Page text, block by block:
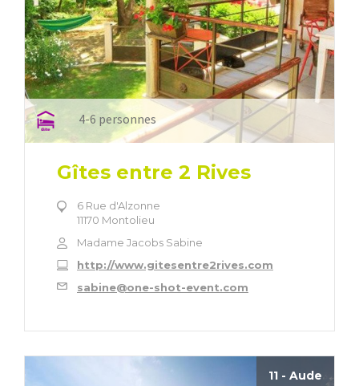
4-6 personnes
Gîtes entre 2 Rives
6 Rue d'Alzonne
11170 Montolieu
Madame Jacobs Sabine
http://www.gitesentre2rives.com
sabine@one-shot-event.com
11 - Aude